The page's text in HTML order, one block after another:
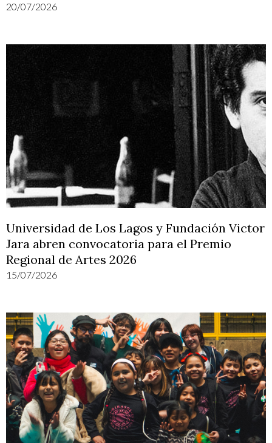
20/07/2026
Universidad de Los Lagos y Fundación Victor
Jara abren convocatoria para el Premio
Regional de Artes 2026
15/07/2026